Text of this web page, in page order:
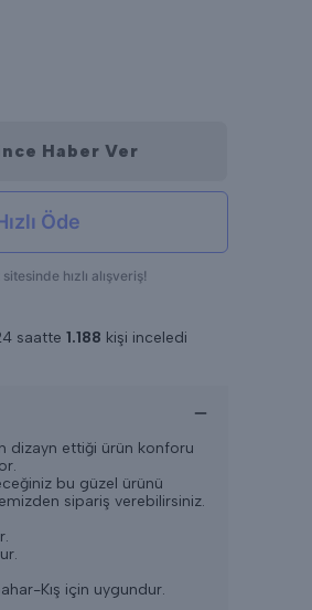
Haber Ver
saatte 1.188 kişi inceledi
dizayn ettiği ürün konforu
bu güzel ürünü
sipariş verebilirsiniz.
Kış için uygundur.